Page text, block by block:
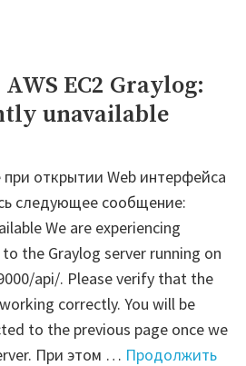
EC2 Graylog:
unavailable
при открытии Web интерфейса
следующее сообщение:
We are experiencing
the Graylog server running on
api/. Please verify that the
correctly. You will be
to the previous page once we
При этом … Продолжить